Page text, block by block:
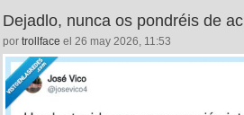
Dejadlo, nunca os pondréis de
por trollface el 26 may 2026, 11:53